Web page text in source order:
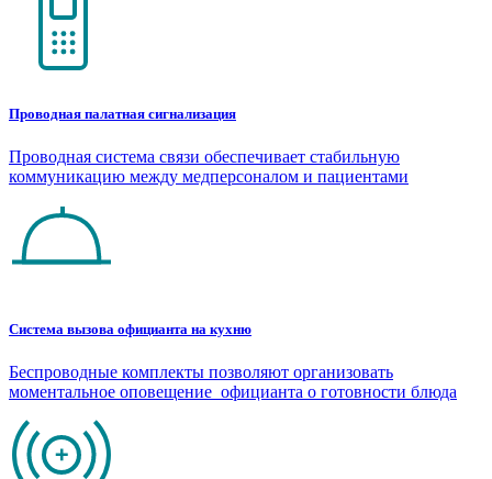
Проводная палатная сигнализация
Проводная система связи обеспечивает стабильную
коммуникацию между медперсоналом и пациентами
Система вызова официанта на кухню
Беспроводные комплекты позволяют организовать
моментальное оповещение официанта о готовности блюда